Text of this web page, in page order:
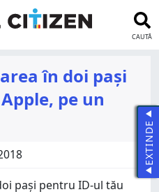
CAUTĂ
în doi pași
pe un
EXTINDE